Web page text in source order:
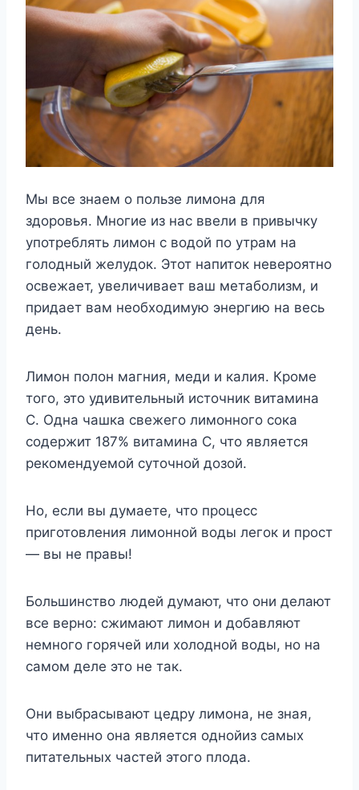
Мы все знаем о пользе лимона для
здоровья. Многие из нас ввели в привычку
употреблять лимон с водой по утрам на
голодный желудок. Этот напиток невероятно
освежает, увеличивает ваш метаболизм, и
придает вам необходимую энергию на весь
день.
Лимон полон магния, меди и калия. Кроме
того, это удивительный источник витамина
С. Одна чашка свежего лимонного сока
содержит 187% витамина С, что является
рекомендуемой суточной дозой.
Но, если вы думаете, что процесс
приготовления лимонной воды легок и прост
— вы не правы!
Большинство людей думают, что они делают
все верно: сжимают лимон и добавляют
немного горячей или холодной воды, но на
самом деле это не так.
Они выбрасывают цедру лимона, не зная,
что именно она является однойиз самых
питательных частей этого плода.